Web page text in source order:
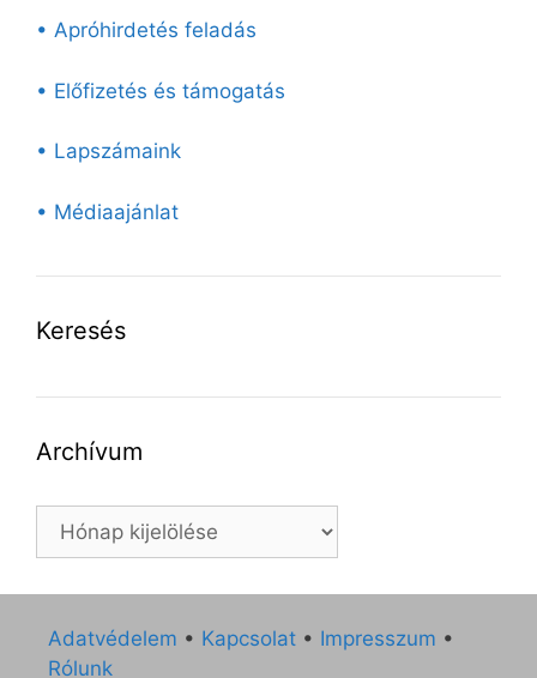
• Apróhirdetés feladás
• Előfizetés és támogatás
• Lapszámaink
• Médiaajánlat
Keresés
Archívum
Archívum
Adatvédelem • Kapcsolat • Impresszum •
Rólunk